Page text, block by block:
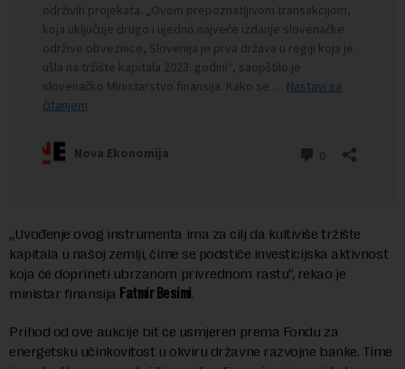
„Uvođenje ovog instrumenta ima za cilj da kultiviše tržište
kapitala u našoj zemlji, čime se podstiče investicijska aktivnost
koja će doprineti ubrzanom privrednom rastu“, rekao je
ministar finansija Fatmir Besimi.
Prihod od ove aukcije bit će usmjeren prema Fondu za
energetsku učinkovitost u okviru državne razvojne banke. Time